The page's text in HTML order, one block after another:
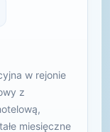
w rejonie
z
miesięczne